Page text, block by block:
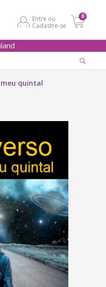
Entre ou
Cadastre-se
0
meu quintal